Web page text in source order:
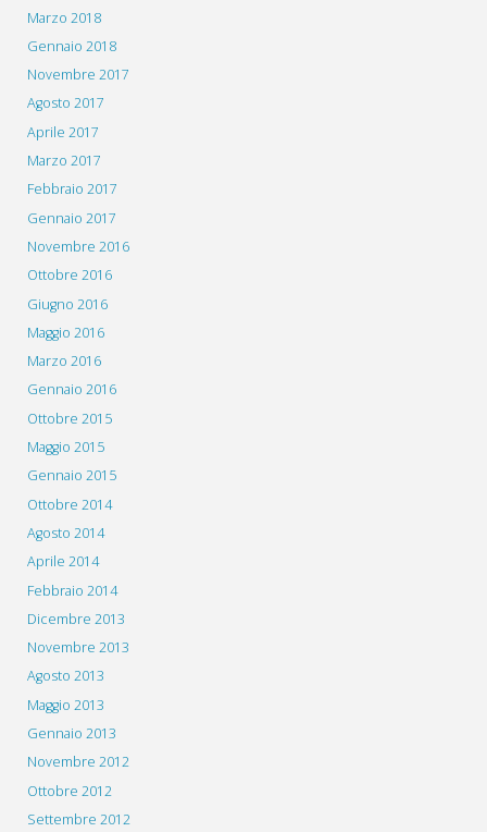
Marzo 2018
Gennaio 2018
Novembre 2017
Agosto 2017
Aprile 2017
Marzo 2017
Febbraio 2017
Gennaio 2017
Novembre 2016
Ottobre 2016
Giugno 2016
Maggio 2016
Marzo 2016
Gennaio 2016
Ottobre 2015
Maggio 2015
Gennaio 2015
Ottobre 2014
Agosto 2014
Aprile 2014
Febbraio 2014
Dicembre 2013
Novembre 2013
Agosto 2013
Maggio 2013
Gennaio 2013
Novembre 2012
Ottobre 2012
Settembre 2012